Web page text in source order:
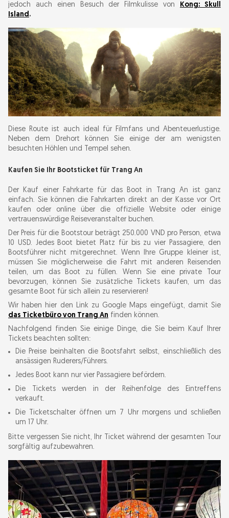
jedoch auch einen Besuch der Filmkulisse von
Kong: Skull
Island .
Diese Route ist auch ideal für Filmfans und Abenteuerlustige.
Neben dem Drehort können Sie einige der am wenigsten
besuchten Höhlen und Tempel sehen.
Kaufen Sie Ihr Bootsticket für Trang An
Der Kauf einer Fahrkarte für das Boot in Trang An ist ganz
einfach. Sie können die Fahrkarten direkt an der Kasse vor Ort
kaufen oder online über die offizielle Website oder einige
vertrauenswürdige Reiseveranstalter buchen.
Der Preis für die Bootstour beträgt 250.000 VND pro Person, etwa
10 USD. Jedes Boot bietet Platz für bis zu vier Passagiere, den
Bootsführer nicht mitgerechnet. Wenn Ihre Gruppe kleiner ist,
müssen Sie möglicherweise die Fahrt mit anderen Reisenden
teilen, um das Boot zu füllen. Wenn Sie eine private Tour
bevorzugen, können Sie zusätzliche Tickets kaufen, um das
gesamte Boot für sich allein zu reservieren!
Wir haben hier den Link zu Google Maps eingefügt, damit Sie
das Ticketbüro von Trang An finden können.
Nachfolgend finden Sie einige Dinge, die Sie beim Kauf Ihrer
Tickets beachten sollten:
Die Preise beinhalten die Bootsfahrt selbst, einschließlich des
ansässigen Ruderers/Führers.
Jedes Boot kann nur vier Passagiere befördern.
Die Tickets werden in der Reihenfolge des Eintreffens
verkauft.
Die Ticketschalter öffnen um 7 Uhr morgens und schließen
um 17 Uhr.
Bitte vergessen Sie nicht, Ihr Ticket während der gesamten Tour
sorgfältig aufzubewahren.